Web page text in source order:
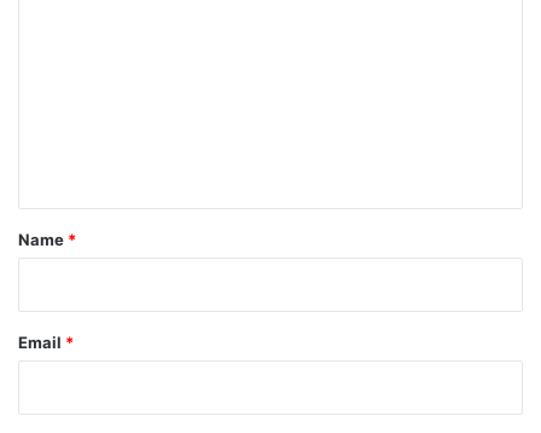
*
Name *
Email *